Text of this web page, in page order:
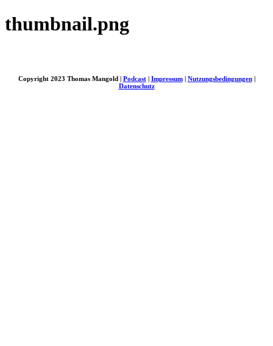
thumbnail.png
Copyright 2023 Thomas Mangold | Podcast| Impressum| Nutzungsbedingungen|
Datenschutz